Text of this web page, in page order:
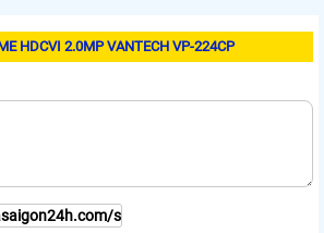
HDCVI 2.0MP VANTECH VP-224CP